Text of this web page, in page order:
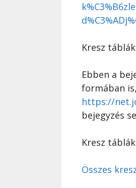
Kresz
Ebben a
formában
https://
bejegyzés
Kresz
Összes